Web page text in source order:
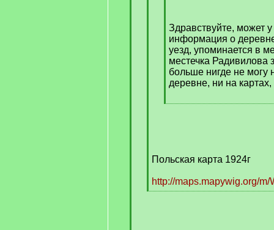
]
Здравствуйте, может у
информация о
уезд, упоминается в
местечка Радивилова
больше нигде не могу
деревне, ни на картах,
[
Польская карта 1924г
http://maps.mapywig.org/
[